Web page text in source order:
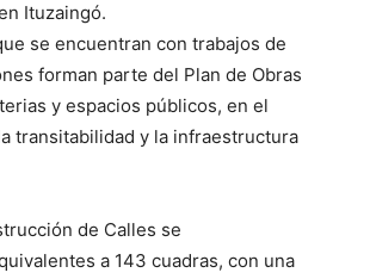
Ituzaingó.
se encuentran con trabajos de
forman parte del Plan de Obras
y espacios públicos, en el
transitabilidad y la infraestructura
de Calles se
a 143 cuadras, con una